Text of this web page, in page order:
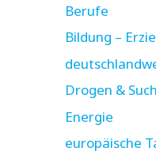
Berufe
Bildung –
Drogen &
Energie
europäische